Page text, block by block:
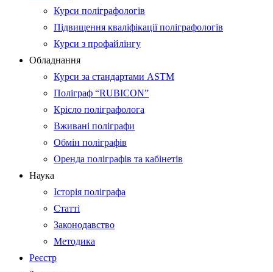
Курси поліграфологів
Підвищення кваліфікації поліграфологів
Курси з профайлінгу
Обладнання
Курси за стандартами ASTM
Поліграф “RUBICON”
Крісло поліграфолога
Вживані поліграфи
Обмін поліграфів
Оренда поліграфів та кабінетів
Наука
Історія поліграфа
Статті
Законодавство
Методика
Реєстр